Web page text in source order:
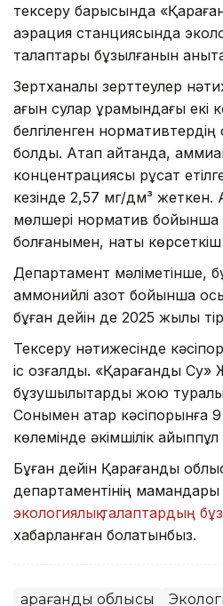
тексеру барысында
аэрация станциясында
талаптары бұзылғанын
Зертханалық зерттеулер
ағын сулар құрамындағы екі
белгіленген нормативтердің
болды. Атап айтқанда,
концентрациясы рұқсат
кезінде 2,57 мг/дм³ жеткен.
мөлшері норматив бойынша
болғанымен, нақты
Департамент мәліметінше,
аммонийлі азот бойынша
бұған дейін де 2025 жылы
Тексеру нәтижесінде
іс қозғалды. «Қарағанды
бұзушылықтарды жою туралы
Сонымен қатар кәсіпорынға
көлемінде әкімшілік
Бұған дейін Қарағанды
департаментінің
экологиялық талаптардың
хабарланған болатынбыз.
Қарағанды облысы